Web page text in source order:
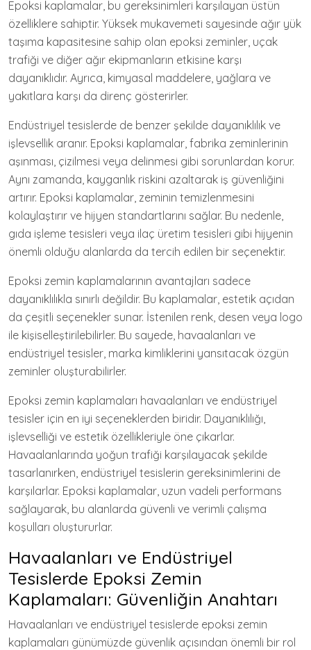
Epoksi kaplamalar, bu gereksinimleri karşılayan üstün
özelliklere sahiptir. Yüksek mukavemeti sayesinde ağır yük
taşıma kapasitesine sahip olan epoksi zeminler, uçak
trafiği ve diğer ağır ekipmanların etkisine karşı
dayanıklıdır. Ayrıca, kimyasal maddelere, yağlara ve
yakıtlara karşı da direnç gösterirler.
Endüstriyel tesislerde de benzer şekilde dayanıklılık ve
işlevsellik aranır. Epoksi kaplamalar, fabrika zeminlerinin
aşınması, çizilmesi veya delinmesi gibi sorunlardan korur.
Aynı zamanda, kayganlık riskini azaltarak iş güvenliğini
artırır. Epoksi kaplamalar, zeminin temizlenmesini
kolaylaştırır ve hijyen standartlarını sağlar. Bu nedenle,
gıda işleme tesisleri veya ilaç üretim tesisleri gibi hijyenin
önemli olduğu alanlarda da tercih edilen bir seçenektir.
Epoksi zemin kaplamalarının avantajları sadece
dayanıklılıkla sınırlı değildir. Bu kaplamalar, estetik açıdan
da çeşitli seçenekler sunar. İstenilen renk, desen veya logo
ile kişiselleştirilebilirler. Bu sayede, havaalanları ve
endüstriyel tesisler, marka kimliklerini yansıtacak özgün
zeminler oluşturabilirler.
Epoksi zemin kaplamaları havaalanları ve endüstriyel
tesisler için en iyi seçeneklerden biridir. Dayanıklılığı,
işlevselliği ve estetik özellikleriyle öne çıkarlar.
Havaalanlarında yoğun trafiği karşılayacak şekilde
tasarlanırken, endüstriyel tesislerin gereksinimlerini de
karşılarlar. Epoksi kaplamalar, uzun vadeli performans
sağlayarak, bu alanlarda güvenli ve verimli çalışma
koşulları oluştururlar.
Havaalanları ve Endüstriyel
Tesislerde Epoksi Zemin
Kaplamaları: Güvenliğin Anahtarı
Havaalanları ve endüstriyel tesislerde epoksi zemin
kaplamaları günümüzde güvenlik açısından önemli bir rol